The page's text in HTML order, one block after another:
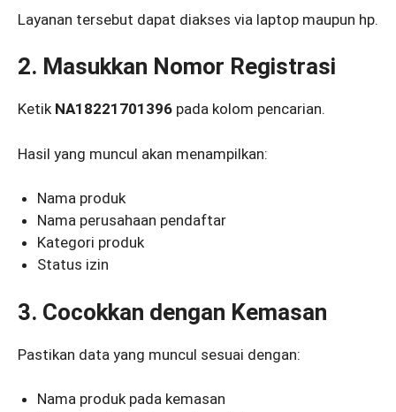
Layanan tersebut dapat diakses via laptop maupun hp.
2. Masukkan Nomor Registrasi
Ketik NA18221701396 pada kolom pencarian.
Hasil yang muncul akan menampilkan:
Nama produk
Nama perusahaan pendaftar
Kategori produk
Status izin
3. Cocokkan dengan Kemasan
Pastikan data yang muncul sesuai dengan:
Nama produk pada kemasan